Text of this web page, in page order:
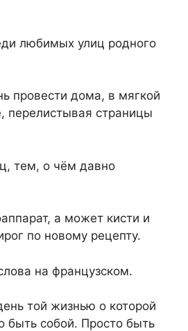
любимых улиц родного
провести дома, в мягкой
страницы
тем, о чём давно
а может кисти и
по новому рецепту.
на французском.
той жизнью о которой
быть собой. Просто быть